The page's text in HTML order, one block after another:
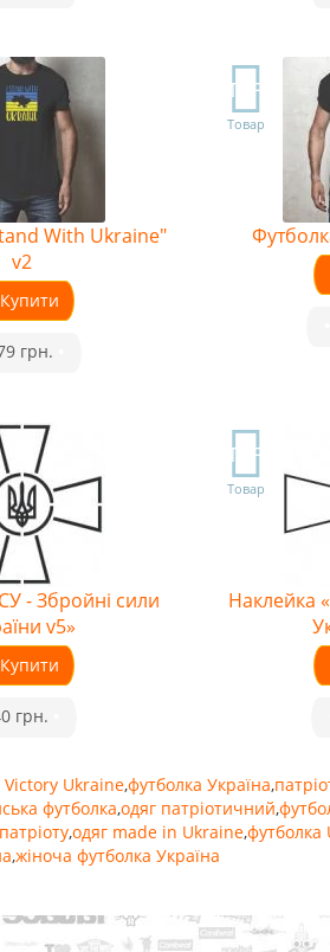
With Ukraine"
v2
Купити
грн.
TOP
Товар
- Збройні сили
v5»
Купити
грн.
TOP
Товар
Наклейка
Victory Ukraine,футболка Україна,
футболка,одяг патріотичний,
,одяг made in Ukraine,футболка
,жіноча футболка Україна